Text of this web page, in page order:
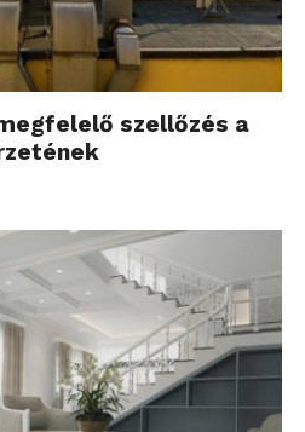
szellőzés a